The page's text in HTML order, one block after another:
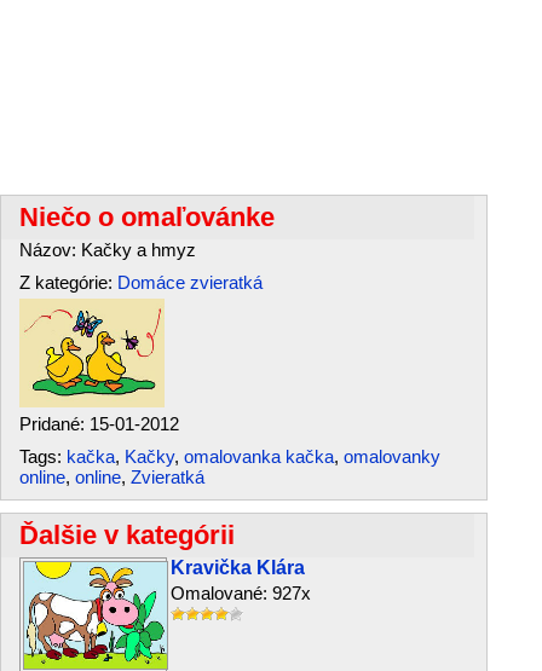
Niečo o omaľovánke
Názov: Kačky a hmyz
Z kategórie: Domáce zvieratká
Pridané: 15-01-2012
Tags: kačka, Kačky, omalovanka kačka, omalovanky
online, online, Zvieratká
Ďalšie v kategórii
Kravička Klára
Omalované: 927x